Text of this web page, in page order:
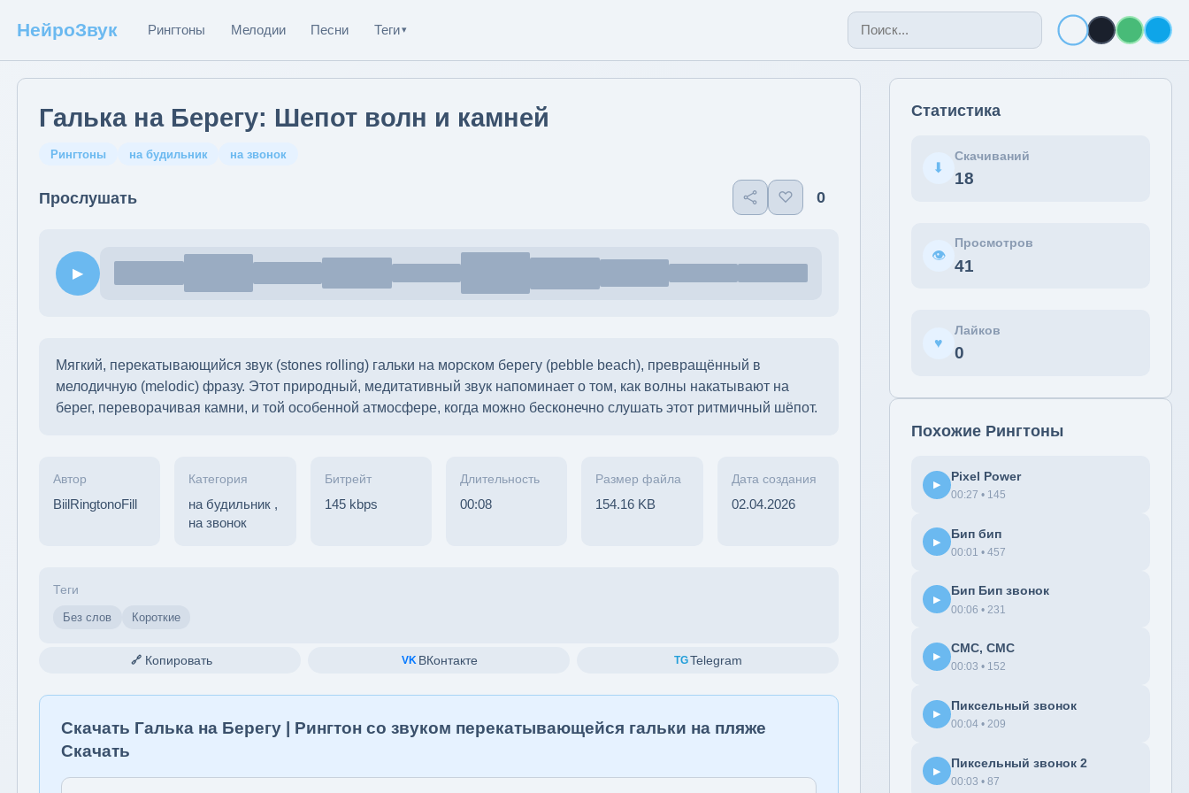
НейроЗвук Рингтоны Мелодии Песни Теги▾
Галька на Берегу: Шепот волн и камней
Рингтоны на будильник на звонок
Прослушать ♡ 0
▶
Мягкий, перекатывающийся звук (stones rolling) гальки на морском берегу (pebble beach), превращённый в
мелодичную (melodic) фразу. Этот природный, медитативный звук напоминает о том, как волны накатывают на
берег, переворачивая камни, и той особенной атмосфере, когда можно бесконечно слушать этот ритмичный шёпот.
Автор
BiilRingtonoFill
Категория
на будильник ,
на звонок
Битрейт
145 kbps
Длительность
00:08
Размер файла
154.16 KB
Дата создания
02.04.2026
Теги
Без слов Короткие
🔗 Копировать VK ВКонтакте TGTelegram
Скачать Галька на Берегу | Рингтон со звуком перекатывающейся гальки на пляже
Скачать
Статистика
⬇
Скачиваний
18
👁
Просмотров
41
♥
Лайков
0
Похожие Рингтоны
▶
Pixel Power
00:27 • 145
▶
Бип бип
00:01 • 457
▶
Бип Бип звонок
00:06 • 231
▶
СМС, СМС
00:03 • 152
▶
Пиксельный звонок
00:04 • 209
▶
Пиксельный звонок 2
00:03 • 87